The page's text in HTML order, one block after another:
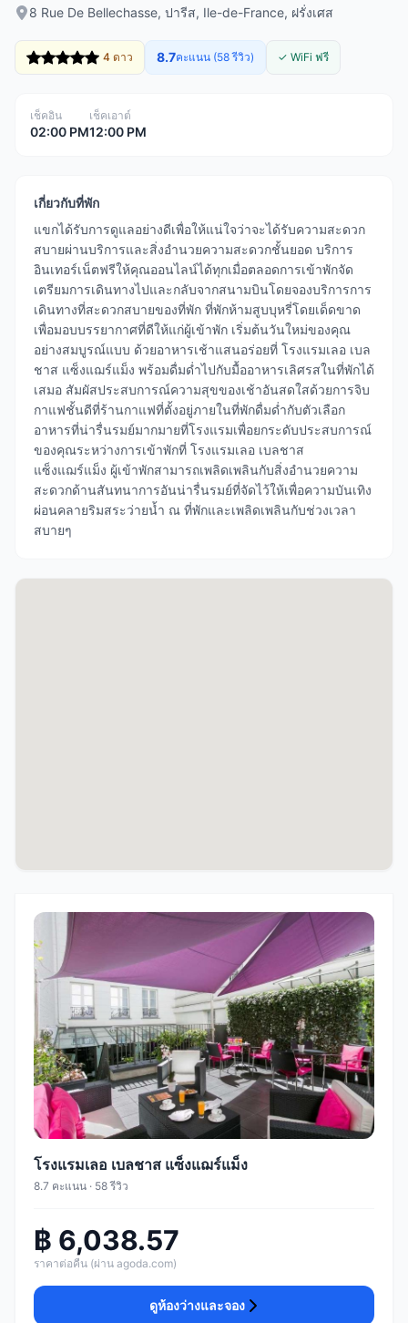
8 Rue De Bellechasse, ปารีส, Ile-de-France, ฝรั่งเศส
4 ดาว 8.7คะแนน (58 รีวิว) ✓ WiFi ฟรี
เช็คอิน
02:00 PM
เช็คเอาต์
12:00 PM
เกี่ยวกับที่พัก
แขกได้รับการดูแลอย่างดีเพื่อให้แน่ใจว่าจะได้รับความสะดวก
สบายผ่านบริการและสิ่งอำนวยความสะดวกชั้นยอด บริการ
อินเทอร์เน็ตฟรีให้คุณออนไลน์ได้ทุกเมื่อตลอดการเข้าพักจัด
เตรียมการเดินทางไปและกลับจากสนามบินโดยจองบริการการ
เดินทางที่สะดวกสบายของที่พัก ที่พักห้ามสูบบุหรี่โดยเด็ดขาด
เพื่อมอบบรรยากาศที่ดีให้แก่ผู้เข้าพัก เริ่มต้นวันใหม่ของคุณ
อย่างสมบูรณ์แบบ ด้วยอาหารเช้าแสนอร่อยที่ โรงแรมเลอ เบล
ชาส แซ็งแฌร์แม็ง พร้อมดื่มด่ำไปกับมื้ออาหารเลิศรสในที่พักได้
เสมอ สัมผัสประสบการณ์ความสุขของเช้าอันสดใสด้วยการจิบ
กาแฟชั้นดีที่ร้านกาแฟที่ตั้งอยู่ภายในที่พักดื่มด่ำกับตัวเลือก
อาหารที่น่ารื่นรมย์มากมายที่โรงแรมเพื่อยกระดับประสบการณ์
ของคุณระหว่างการเข้าพักที่ โรงแรมเลอ เบลชาส
แซ็งแฌร์แม็ง ผู้เข้าพักสามารถเพลิดเพลินกับสิ่งอำนวยความ
สะดวกด้านสันทนาการอันน่ารื่นรมย์ที่จัดไว้ให้เพื่อความบันเทิง
ผ่อนคลายริมสระว่ายน้ำ ณ ที่พักและเพลิดเพลินกับช่วงเวลา
สบายๆ
โรงแรมเลอ เบลชาส แซ็งแฌร์แม็ง
8.7 คะแนน · 58 รีวิว
฿ 6,038.57
ราคาต่อคืน (ผ่าน agoda.com)
ดูห้องว่างและจอง